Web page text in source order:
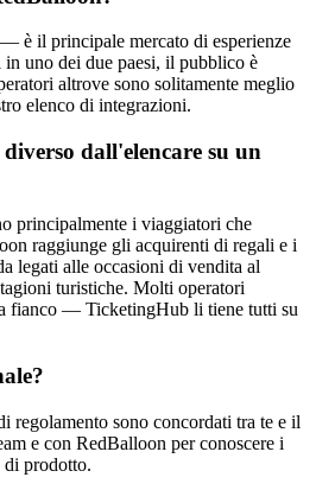
è il principale mercato di esperienze
uno dei due paesi, il pubblico è
altrove sono solitamente meglio
elenco di integrazioni.
dall'elencare su un
principalmente i viaggiatori che
raggiunge gli acquirenti di regali e i
legati alle occasioni di vendita al
turistiche. Molti operatori
fianco — TicketingHub li tiene tutti su
regolamento sono concordati tra te e il
e con RedBalloon per conoscere i
prodotto.